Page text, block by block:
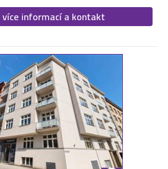
informací a kontakt